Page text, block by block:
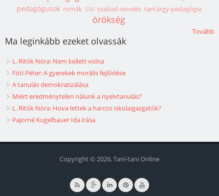
pedagógusok romák SNI szabad nevelés tantárgy-pedagógia
örökség
Tovább
Ma leginkább ezeket olvassák
L. Ritók Nóra: Nem kellett volna
Fóti Péter: A gyerekek morális fejlődése
A tanulás demokratizálása
Miért eredménytelen nálunk a nyelvtanulás?
L. Ritók Nóra: Hova lettek a harcos iskolaigazgatók?
Pajorné Kugelbauer Ida írása
Copyright © 2026, Taní-tani Online